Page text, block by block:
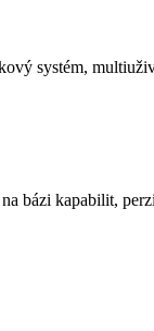
systém,
bázi kapabilit,